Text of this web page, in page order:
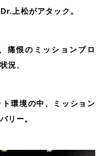
上松がアタック。
痛恨のミッションブロ
況、
環境の中、ミッション
リー。